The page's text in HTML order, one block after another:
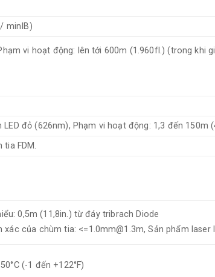
minIB)
vi hoạt động: lên tới 600m (1.960fl.) (trong khi
đỏ (626nm), Phạm vi hoạt động: 1,3 đến 150m
FDM.
0,5m (11,8in.) từ đáy tribrach Diode
của chùm tia: <=1.0mm@1.3m, Sản phẩm laser
(-1 đến +122°F)